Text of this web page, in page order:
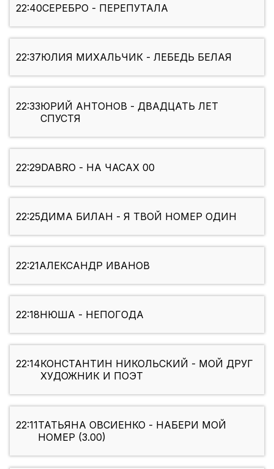
22:40СЕРЕБРО - ПЕРЕПУТАЛА
22:37ЮЛИЯ МИХАЛЬЧИК - ЛЕБЕДЬ БЕЛАЯ
22:33ЮРИЙ АНТОНОВ - ДВАДЦАТЬ ЛЕТ
СПУСТЯ
22:29DABRO - НА ЧАСАХ 00
22:25ДИМА БИЛАН - Я ТВОЙ НОМЕР ОДИН
22:21АЛЕКСАНДР ИВАНОВ
22:18НЮША - НЕПОГОДА
22:14КОНСТАНТИН НИКОЛЬСКИЙ - МОЙ ДРУГ
ХУДОЖНИК И ПОЭТ
22:11ТАТЬЯНА ОВСИЕНКО - НАБЕРИ МОЙ
НОМЕР (3.00)